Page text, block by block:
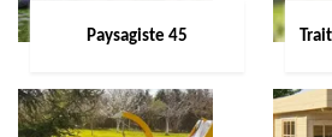
Paysagiste 45